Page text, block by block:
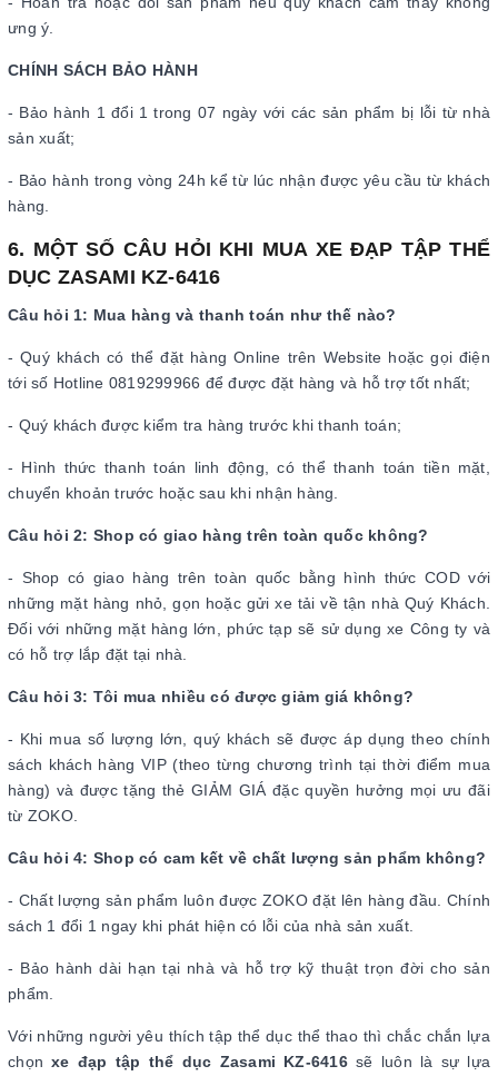
ưng ý.
CHÍNH SÁCH BẢO HÀNH
- Bảo hành 1 đổi 1 trong 07 ngày với các sản phẩm bị lỗi từ nhà
sản xuất;
- Bảo hành trong vòng 24h kể từ lúc nhận được yêu cầu từ khách
hàng.
6. MỘT SỐ CÂU HỎI KHI MUA XE ĐẠP TẬP THỂ
DỤC ZASAMI KZ-6416
Câu hỏi 1: Mua hàng và thanh toán như thế nào?
- Quý khách có thể đặt hàng Online trên Website hoặc gọi điện
tới số Hotline 0819299966 để được đặt hàng và hỗ trợ tốt nhất;
- Quý khách được kiểm tra hàng trước khi thanh toán;
- Hình thức thanh toán linh động, có thể thanh toán tiền mặt,
chuyển khoản trước hoặc sau khi nhận hàng.
Câu hỏi 2: Shop có giao hàng trên toàn quốc không?
- Shop có giao hàng trên toàn quốc bằng hình thức COD với
những mặt hàng nhỏ, gọn hoặc gửi xe tải về tận nhà Quý Khách.
Đối với những mặt hàng lớn, phức tạp sẽ sử dụng xe Công ty và
có hỗ trợ lắp đặt tại nhà.
Câu hỏi 3: Tôi mua nhiều có được giảm giá không?
- Khi mua số lượng lớn, quý khách sẽ được áp dụng theo chính
sách khách hàng VIP (theo từng chương trình tại thời điểm mua
hàng) và được tặng thẻ GIẢM GIÁ đặc quyền hưởng mọi ưu đãi
từ ZOKO.
Câu hỏi 4: Shop có cam kết về chất lượng sản phẩm không?
- Chất lượng sản phẩm luôn được ZOKO đặt lên hàng đầu. Chính
sách 1 đổi 1 ngay khi phát hiện có lỗi của nhà sản xuất.
- Bảo hành dài hạn tại nhà và hỗ trợ kỹ thuật trọn đời cho sản
phẩm.
Với những người yêu thích tập thể dục thể thao thì chắc chắn lựa
chọnxe đạp tập thể dục Zasami KZ-6416sẽ luôn là sự lựa